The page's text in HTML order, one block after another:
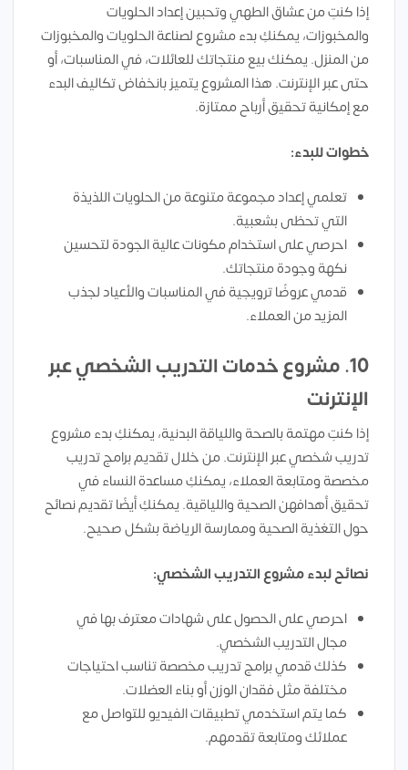
إذا كنتِ من عشاق الطهي وتحبين إعداد الحلويات
والمخبوزات، يمكنكِ بدء مشروع لصناعة الحلويات والمخبوزات
من المنزل. يمكنك بيع منتجاتك للعائلات، في المناسبات، أو
حتى عبر الإنترنت. هذا المشروع يتميز بانخفاض تكاليف البدء
مع إمكانية تحقيق أرباح ممتازة.
خطوات للبدء:
تعلمي إعداد مجموعة متنوعة من الحلويات اللذيذة
التي تحظى بشعبية.
احرصي على استخدام مكونات عالية الجودة لتحسين
نكهة وجودة منتجاتك.
قدمي عروضًا ترويجية في المناسبات والأعياد لجذب
المزيد من العملاء.
10. مشروع خدمات التدريب الشخصي عبر
الإنترنت
إذا كنتِ مهتمة بالصحة واللياقة البدنية، يمكنكِ بدء مشروع
تدريب شخصي عبر الإنترنت. من خلال تقديم برامج تدريب
مخصصة ومتابعة العملاء، يمكنكِ مساعدة النساء في
تحقيق أهدافهن الصحية واللياقية. يمكنكِ أيضًا تقديم نصائح
حول التغذية الصحية وممارسة الرياضة بشكل صحيح.
نصائح لبدء مشروع التدريب الشخصي:
احرصي على الحصول على شهادات معترف بها في
مجال التدريب الشخصي.
كذلك قدمي برامج تدريب مخصصة تناسب احتياجات
مختلفة مثل فقدان الوزن أو بناء العضلات.
كما يتم استخدمي تطبيقات الفيديو للتواصل مع
عملائك ومتابعة تقدمهم.